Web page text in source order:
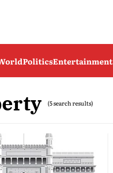
PoliticsEntertainment
(5 search results)